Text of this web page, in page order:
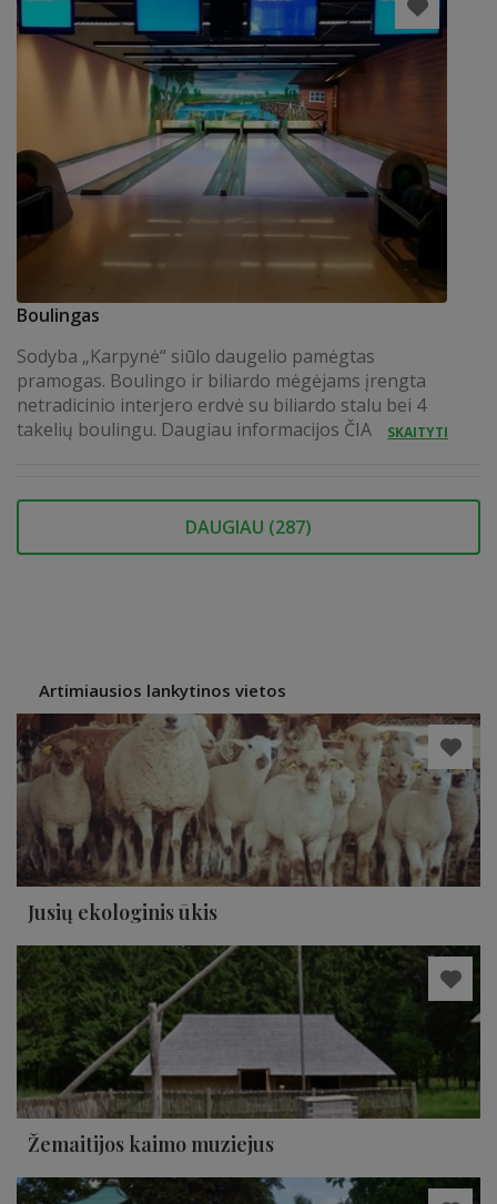
Boulingas
Sodyba „Karpynė“ siūlo daugelio pamėgtas
pramogas. Boulingo ir biliardo mėgėjams įrengta
netradicinio interjero erdvė su biliardo stalu bei 4
takelių boulingu. Daugiau informacijos ČIA
SKAITYTI
DAUGIAU (287)
Artimiausios lankytinos vietos
Jusių ekologinis ūkis
Žemaitijos kaimo muziejus